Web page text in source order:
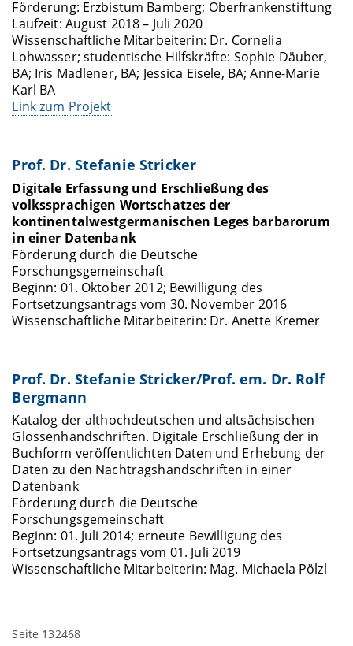
Förderung: Erzbistum Bamberg; Oberfrankenstiftung
Laufzeit: August 2018 – Juli 2020
Wissenschaftliche Mitarbeiterin: Dr. Cornelia
Lohwasser; studentische Hilfskräfte: Sophie Däuber,
BA; Iris Madlener, BA; Jessica Eisele, BA; Anne-Marie
Karl BA
Link zum Projekt
Prof. Dr. Stefanie Stricker
Digitale Erfassung und Erschließung des
volkssprachigen Wortschatzes der
kontinentalwestgermanischen Leges barbarorum
in einer Datenbank
Förderung durch die Deutsche
Forschungsgemeinschaft
Beginn: 01. Oktober 2012; Bewilligung des
Fortsetzungsantrags vom 30. November 2016
Wissenschaftliche Mitarbeiterin: Dr. Anette Kremer
Prof. Dr. Stefanie Stricker/Prof. em. Dr. Rolf
Bergmann
Katalog der althochdeutschen und altsächsischen
Glossenhandschriften. Digitale Erschließung der in
Buchform veröffentlichten Daten und Erhebung der
Daten zu den Nachtragshandschriften in einer
Datenbank
Förderung durch die Deutsche
Forschungsgemeinschaft
Beginn: 01. Juli 2014; erneute Bewilligung des
Fortsetzungsantrags vom 01. Juli 2019
Wissenschaftliche Mitarbeiterin: Mag. Michaela Pölzl
Seite 132468